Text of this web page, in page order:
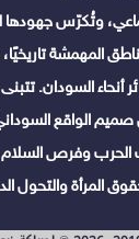
وتُكرّس جهودها
المهمشة تاريخيًا،
أنحاء السودان. تتبنى
الواقع
الحرب وفرص
المرأة والتحول